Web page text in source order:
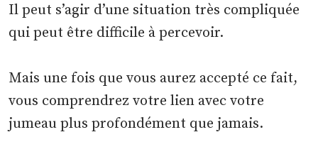
Il peut s’agir d’une situation très compliquée
qui peut être difficile à percevoir.
Mais une fois que vous aurez accepté ce fait,
vous comprendrez votre lien avec votre
jumeau plus profondément que jamais.